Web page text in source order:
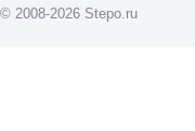
© 2008-2026 Stepo.ru